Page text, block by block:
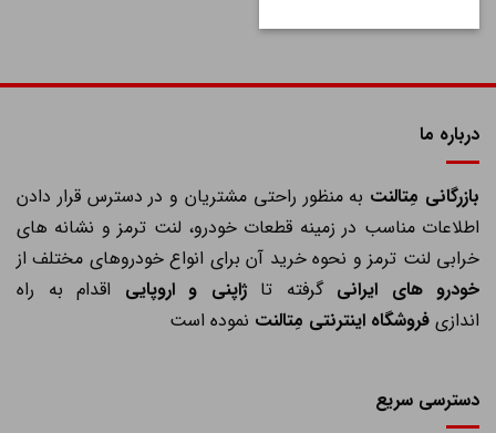
درباره ما
بازرگانی مِتالنتبه منظور راحتی مشتریان و در دسترس قرار دادن
اطلاعات مناسب در زمینه قطعات خودرو، لنت ترمز و نشانه های
خرابی لنت ترمز و نحوه خرید آن برای انواع خودروهای مختلف از
خودرو های ایرانیگرفته تاژاپنی و اروپاییاقدام به راه
اندازیفروشگاه اینترنتی مِتالنتنموده است
دسترسی سریع